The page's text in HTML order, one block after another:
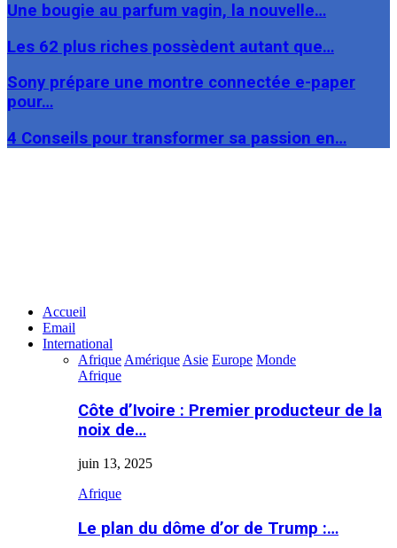
Une bougie au parfum vagin, la nouvelle…
Les 62 plus riches possèdent autant que…
Sony prépare une montre connectée e-paper
pour…
4 Conseils pour transformer sa passion en…
Accueil
Email
International
Afrique Amérique Asie Europe Monde
Afrique
Côte d’Ivoire : Premier producteur de la
noix de…
juin 13, 2025
Afrique
Le plan du dôme d’or de Trump :…